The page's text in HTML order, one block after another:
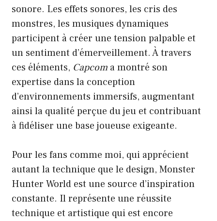
sonore. Les effets sonores, les cris des
monstres, les musiques dynamiques
participent à créer une tension palpable et
un sentiment d’émerveillement. À travers
ces éléments, Capcom a montré son
expertise dans la conception
d’environnements immersifs, augmentant
ainsi la qualité perçue du jeu et contribuant
à fidéliser une base joueuse exigeante.
Pour les fans comme moi, qui apprécient
autant la technique que le design, Monster
Hunter World est une source d’inspiration
constante. Il représente une réussite
technique et artistique qui est encore